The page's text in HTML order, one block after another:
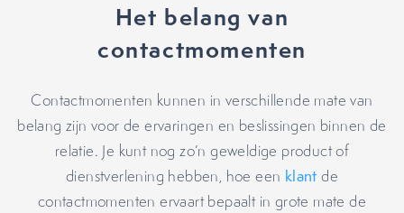
Het belang van
contactmomenten
Contactmomenten kunnen in verschillende mate van
belang zijn voor de ervaringen en beslissingen binnen de
relatie. Je kunt nog zo’n geweldige product of
dienstverlening hebben, hoe een klant de
contactmomenten ervaart bepaalt in grote mate de